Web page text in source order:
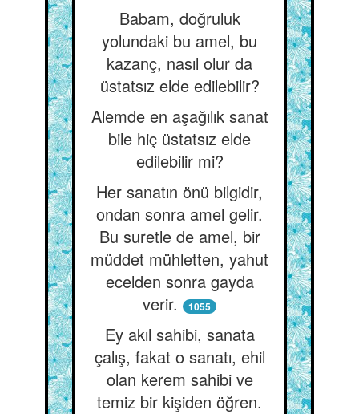
Babam, doğruluk
yolundaki bu amel, bu
kazanç, nasıl olur da
üstatsız elde edilebilir?
Alemde en aşağılık sanat
bile hiç üstatsız elde
edilebilir mi?
Her sanatın önü bilgidir,
ondan sonra amel gelir.
Bu suretle de amel, bir
müddet mühletten, yahut
ecelden sonra gayda
verir.
1055
Ey akıl sahibi, sanata
çalış, fakat o sanatı, ehil
olan kerem sahibi ve
temiz bir kişiden öğren.